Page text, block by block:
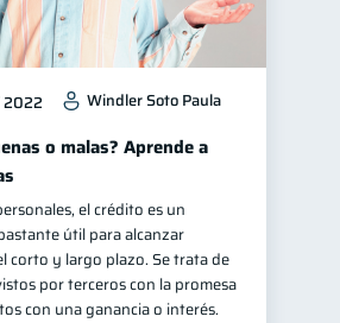
Windler Soto Paula
o malas? Aprende a
el crédito es un
útil para alcanzar
corto y largo plazo. Se trata de
por terceros con la promesa
con una ganancia o interés.